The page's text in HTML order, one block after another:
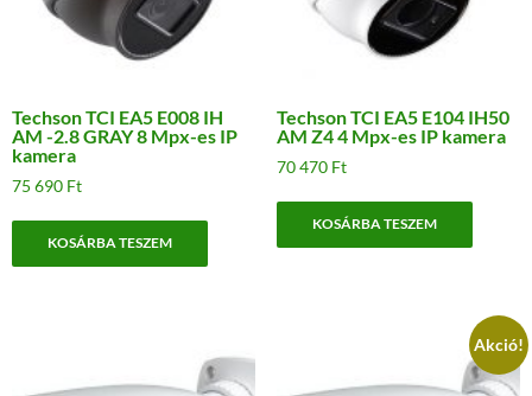
Techson TCI EA5 E008 IH
AM -2.8 GRAY 8 Mpx-es IP
kamera
75 690 Ft
KOSÁRBA TESZEM
Techson TCI EA5 E104 IH50
AM Z4 4 Mpx-es IP kamera
70 470 Ft
KOSÁRBA TESZEM
Akció!